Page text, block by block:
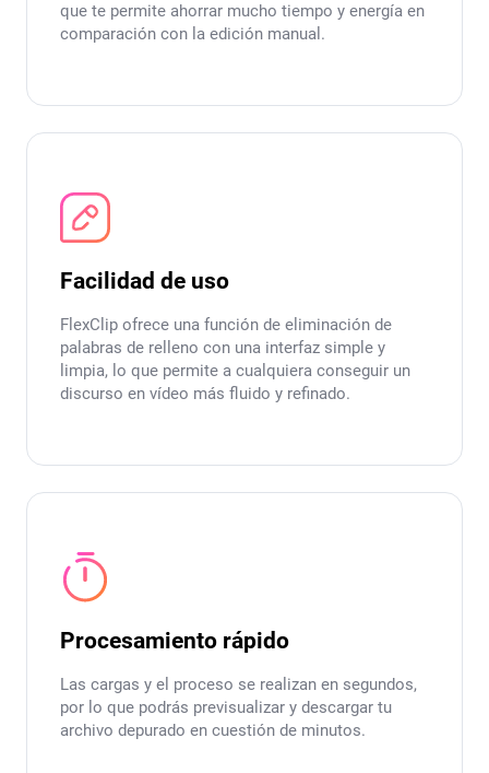
que te permite ahorrar mucho tiempo y energía en
comparación con la edición manual.
Facilidad de uso
FlexClip ofrece una función de eliminación de
palabras de relleno con una interfaz simple y
limpia, lo que permite a cualquiera conseguir un
discurso en vídeo más fluido y refinado.
Procesamiento rápido
Las cargas y el proceso se realizan en segundos,
por lo que podrás previsualizar y descargar tu
archivo depurado en cuestión de minutos.